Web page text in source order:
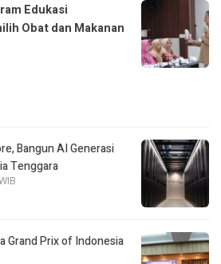
Edukasi
Obat dan Makanan
Bangun AI Generasi
Tenggara
Grand Prix of Indonesia